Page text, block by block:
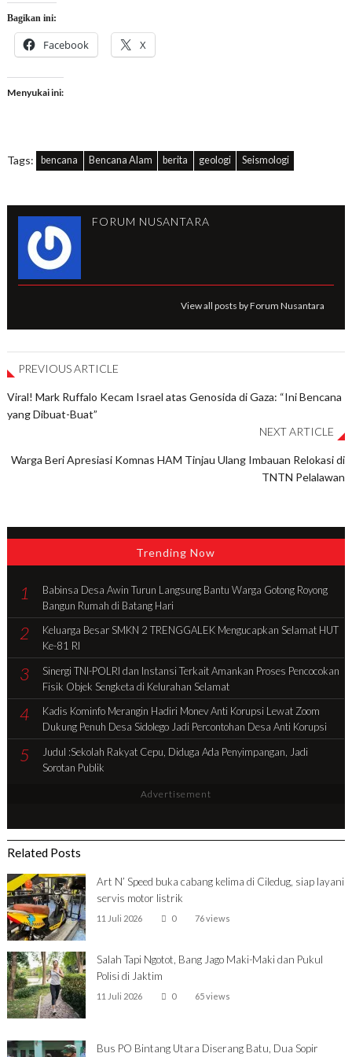
Bagikan ini:
Facebook X
Menyukai ini:
Tags: bencana Bencana Alam berita geologi Seismologi
FORUM NUSANTARA
View all posts by Forum Nusantara
PREVIOUS ARTICLE
Viral! Mark Ruffalo Kecam Israel atas Genosida di Gaza: “Ini Bencana
yang Dibuat-Buat”
NEXT ARTICLE
Warga Beri Apresiasi Komnas HAM Tinjau Ulang Imbauan Relokasi di
TNTN Pelalawan
Trending Now
1
Babinsa Desa Awin Turun Langsung Bantu Warga Gotong Royong
Bangun Rumah di Batang Hari
2
Keluarga Besar SMKN 2 TRENGGALEK Mengucapkan Selamat HUT
Ke-81 RI
3
Sinergi TNI-POLRI dan Instansi Terkait Amankan Proses Pencocokan
Fisik Objek Sengketa di Kelurahan Selamat
4
Kadis Kominfo Merangin Hadiri Monev Anti Korupsi Lewat Zoom
Dukung Penuh Desa Sidolego Jadi Percontohan Desa Anti Korupsi
5
Judul :Sekolah Rakyat Cepu, Diduga Ada Penyimpangan, Jadi
Sorotan Publik
Advertisement
Related Posts
Art N’ Speed buka cabang kelima di Ciledug, siap layani
servis motor listrik
11 Juli 2026 0 76 views
Salah Tapi Ngotot, Bang Jago Maki-Maki dan Pukul
Polisi di Jaktim
11 Juli 2026 0 65 views
Bus PO Bintang Utara Diserang Batu, Dua Sopir